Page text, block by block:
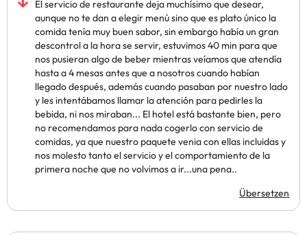
El servicio de restaurante deja muchísimo que desear,
aunque no te dan a elegir menú sino que es plato único la
comida tenía muy buen sabor, sin embargo había un gran
descontrol a la hora se servir, estuvimos 40 min para que
nos pusieran algo de beber mientras veíamos que atendía
hasta a 4 mesas antes que a nosotros cuando habían
llegado después, además cuando pasaban por nuestro lado
y les intentábamos llamar la atención para pedirles la
bebida, ni nos miraban... El hotel está bastante bien, pero
no recomendamos para nada cogerlo con servicio de
comidas, ya que nuestro paquete venia con ellas incluidas y
nos molesto tanto el servicio y el comportamiento de la
primera noche que no volvimos a ir...una pena..
Übersetzen